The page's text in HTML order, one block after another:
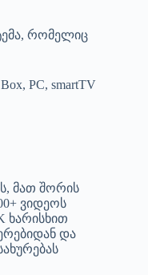
რომელიც
PC, smartTV
მათ შორის
ვიდეოს
ხარისხით
და